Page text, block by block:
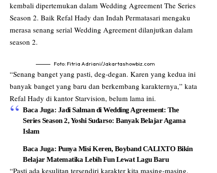
kembali dipertemukan dalam Wedding Agreement The Series
Season 2. Baik Refal Hady dan Indah Permatasari mengaku
merasa senang serial Wedding Agreement dilanjutkan dalam
season 2.
Foto: Fitria Adriani/Jakartashowbiz.com
“Senang banget yang pasti, deg-degan. Karen yang kedua ini
banyak banget yang baru dan berkembang karakternya,” kata
Refal Hady di kantor Starvision, belum lama ini.
Baca Juga: Jadi Salman di Wedding Agreement: The
Series Season 2, Yoshi Sudarso: Banyak Belajar Agama
Islam
Baca Juga: Punya Misi Keren, Boyband CALIXTO Bikin
Belajar Matematika Lebih Fun Lewat Lagu Baru
“Pasti ada kesulitan tersendiri karakter kita masing-masing.